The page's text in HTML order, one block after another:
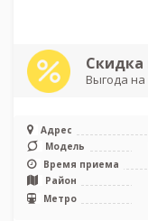
Скидка
Выгода на
Адрес
Модель
Время приема
Район
Метро